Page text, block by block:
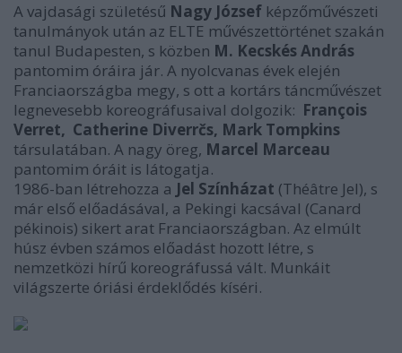
A vajdasági születésű Nagy József képzőművészeti
tanulmányok után az ELTE művészettörténet szakán
tanul Budapesten, s közben M. KecskésAndrás
pantomim óráira jár. A nyolcvanas évek elején
Franciaországba megy, s ott a kortárs táncművészet
legnevesebb koreográfusaival dolgozik: François
Verret, Catherine Diverrčs, Mark Tompkins
társulatában. A nagy öreg, Marcel Marceau
pantomim óráit is látogatja.
1986-ban létrehozza a Jel Színházat (Théâtre Jel), s
már első előadásával, a Pekingi kacsával (Canard
pékinois) sikert arat Franciaországban. Az elmúlt
húsz évben számos előadást hozott létre, s
nemzetközi hírű koreográfussá vált. Munkáit
világszerte óriási érdeklődés kíséri.